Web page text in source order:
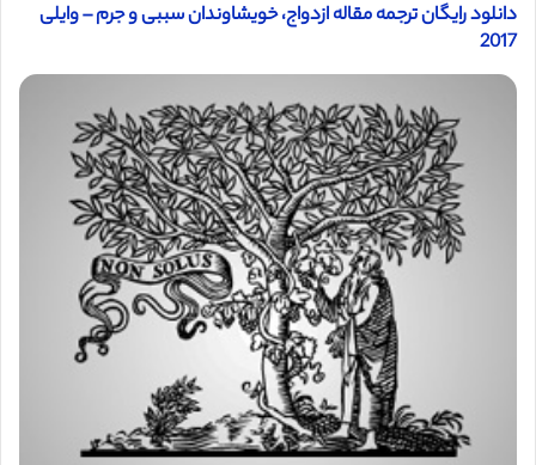
دانلود رایگان ترجمه مقاله ازدواج، خویشاوندان سببی و جرم – وایلی
2017